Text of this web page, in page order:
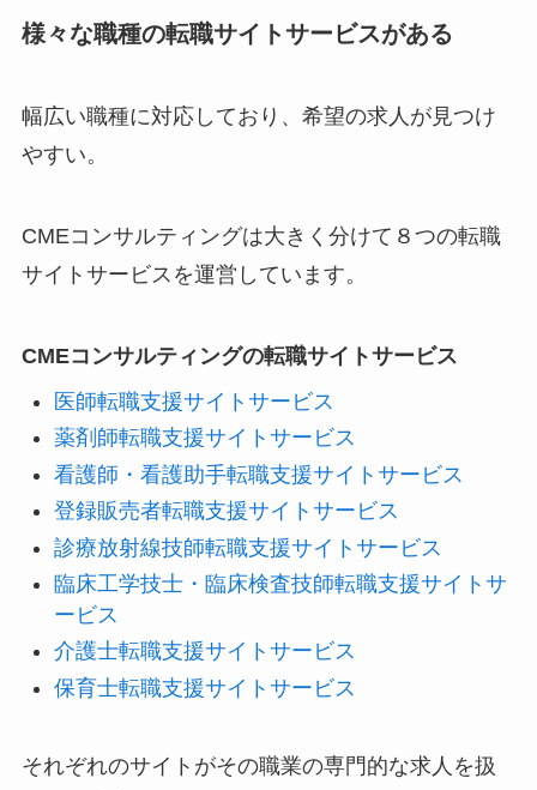
様々な職種の転職サイトサービスがある
幅広い職種に対応しており、希望の求人が見つけ
やすい。
CMEコンサルティングは大きく分けて８つの転職
サイトサービスを運営しています。
CMEコンサルティングの転職サイトサービス
医師転職支援サイトサービス
薬剤師転職支援サイトサービス
看護師・看護助手転職支援サイトサービス
登録販売者転職支援サイトサービス
診療放射線技師転職支援サイトサービス
臨床工学技士・臨床検査技師転職支援サイトサ
ービス
介護士転職支援サイトサービス
保育士転職支援サイトサービス
それぞれのサイトがその職業の専門的な求人を扱